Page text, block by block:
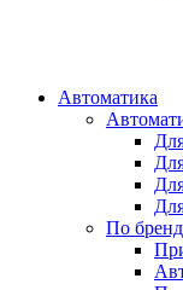
Автоматика
По